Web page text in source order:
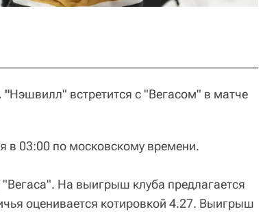
"Нэшвилл" встретится с "Вегасом" в матче
в 03:00 по московскому времени.
На выигрыш клуба предлагается
оценивается котировкой 4.27. Выигрыш